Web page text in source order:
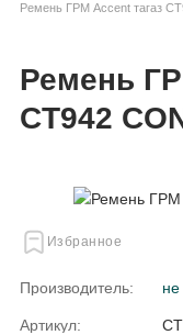
Ремень ГРМ Accent тагаз
Ремень
CT942
Избранное
Производитель: не
Артикул: